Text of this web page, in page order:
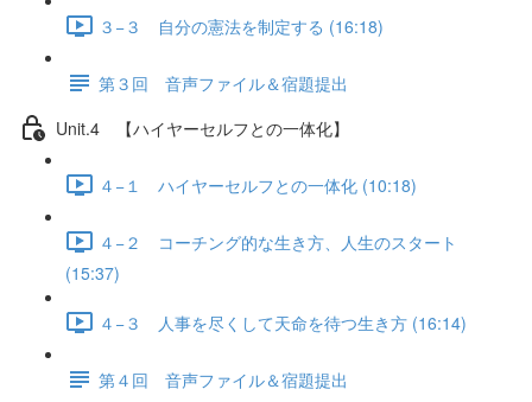
３−３ 自分の憲法を制定する (16:18)
第３回 音声ファイル＆宿題提出
Unit.4 【ハイヤーセルフとの一体化】
４−１ ハイヤーセルフとの一体化 (10:18)
４−２ コーチング的な生き方、人生のスタート
(15:37)
４−３ 人事を尽くして天命を待つ生き方 (16:14)
第４回 音声ファイル＆宿題提出